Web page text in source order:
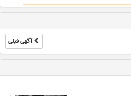
آگهی قبلی